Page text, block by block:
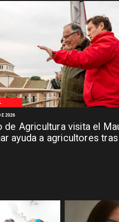
de Agricultura visita el
ayuda a agricultores tras
2026